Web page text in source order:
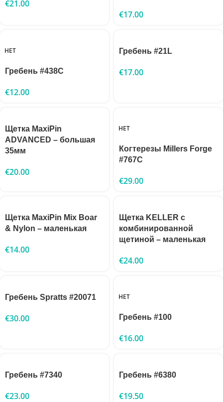
€21.00
€17.00
НЕТ
Гребень #438C
€12.00
Гребень #21L
€17.00
Щетка MaxiPin
ADVANCED – большая
35мм
€20.00
НЕТ
Когтерезы Millers Forge
#767C
€29.00
Щетка MaxiPin Mix Boar
& Nylon – маленькая
€14.00
Щетка KELLER с
комбинированной
щетиной – маленькая
€24.00
Гребень Spratts #20071
€30.00
НЕТ
Гребень #100
€16.00
Гребень #7340
€23.00
Гребень #6380
€19.50